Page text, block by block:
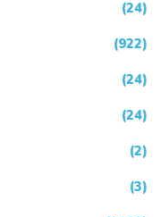
(24)
(922)
(24)
(24)
(2)
(3)